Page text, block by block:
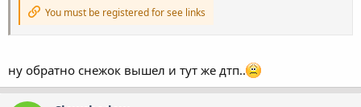
You must be registered for see links
ну обратно снежок вышел и тут же дтп..